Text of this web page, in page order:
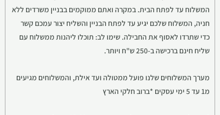
המשלוח עד לפתח הבית. במקרה ואתם ממוקמים בבניין משרדים ללא
חניה, המשלוח שלכם יגיע עד לפתח הבניין והשליח יצור עמכם קשר
כדי שתרדו לאסוף את החבילה. שימו לב: תוכלו ליהנות ממשלוח עם
שליח חינם ברכישה ב-250 ש"ח ויותר.
מערך המשלוחים שלנו פועל ממטולה ועד אילת, והמשלוחים מגיעים
מ1 עד 5 ימי עסקים *ברוב חלקי הארץ